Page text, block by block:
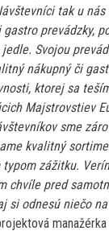
tak u
prevádzky,
Svojou
nákupný či
ktorej sa
Majstrovstiev
sme
kvalitný
zážitku.
chvíle pred
si odnesú niečo